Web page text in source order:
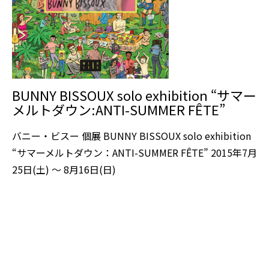
BUNNY BISSOUX solo exhibition “サマー
メルトダウン:ANTI-SUMMER FÊTE”
バニー・ビスー 個展 BUNNY BISSOUX solo exhibition
“サマーメルトダウン：ANTI-SUMMER FÊTE” 2015年7月
25日(土) 〜 8月16日(日)